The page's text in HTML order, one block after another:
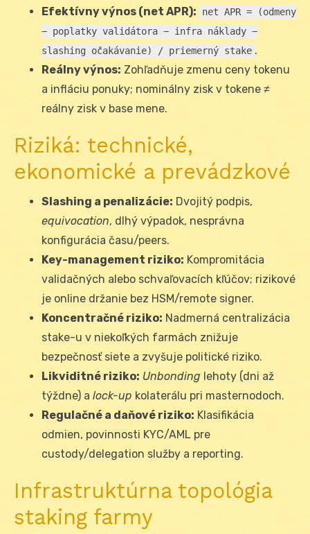
Efektívny výnos (net APR):
net APR = (odmeny
− poplatky validátora − infra náklady −
slashing očakávanie) / priemerný stake .
Reálny výnos: Zohľadňuje zmenu ceny tokenu
a infláciu ponuky; nominálny zisk v tokene ≠
reálny zisk v base mene.
Riziká: technické,
ekonomické a prevádzkové
Slashing a penalizácie: Dvojitý podpis,
equivocation, dlhý výpadok, nesprávna
konfigurácia času/peers.
Key-management riziko: Kompromitácia
validačných alebo schvaľovacích kľúčov; rizikové
je online držanie bez HSM/remote signer.
Koncentračné riziko: Nadmerná centralizácia
stake-u v niekoľkých farmách znižuje
bezpečnosť siete a zvyšuje politické riziko.
Likviditné riziko: Unbonding lehoty (dni až
týždne) a lock-up kolaterálu pri masternodoch.
Regulačné a daňové riziko: Klasifikácia
odmien, povinnosti KYC/AML pre
custody/delegation služby a reporting.
Infrastruktúrna topológia
staking farmy